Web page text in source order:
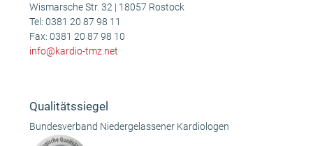
Wismarsche Str. 32 | 18057 Rostock
Tel:0381 20 87 98 11
Fax: 0381 20 87 98 10
info@kardio-tmz.net
Qualitätssiegel
Bundesverband Niedergelassener Kardiologen